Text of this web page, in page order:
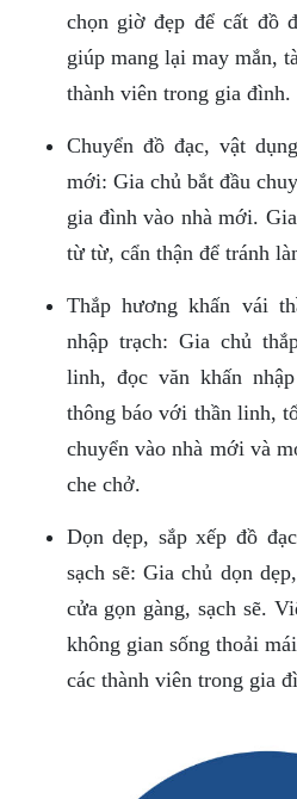
chọn giờ đẹp để cất đồ
giúp mang lại may mắn,
thành viên trong gia đình.
Chuyển đồ đạc, vật
mới: Gia chủ bắt đầu
gia đình vào nhà mới.
từ từ, cẩn thận để tránh
Thắp hương khấn vái
nhập trạch: Gia chủ
linh, đọc văn khấn
thông báo với thần linh,
chuyển vào nhà mới và
che chở.
Dọn dẹp, sắp xếp đồ
sạch sẽ: Gia chủ dọn
cửa gọn gàng, sạch sẽ.
không gian sống thoải
các thành viên trong gia